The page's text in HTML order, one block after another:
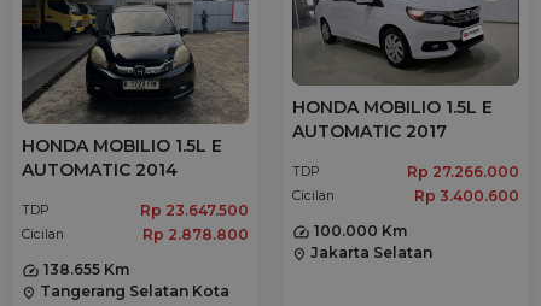
HONDA MOBILIO 1.5L E
AUTOMATIC 2014
TDP Rp 23.647.500
Cicilan
Rp 2.878.800
138.655 Km
location_on Tangerang Selatan Kota
HONDA MOBILIO 1.5L E
AUTOMATIC 2017
TDP Rp 27.266.000
Cicilan
Rp 3.400.600
100.000 Km
location_on Jakarta Selatan